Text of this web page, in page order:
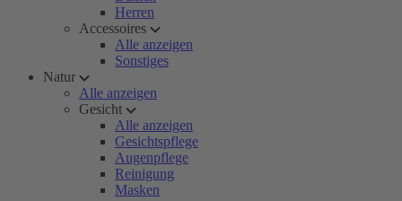
Herren
Accessoires
Alle anzeigen
Sonstiges
Natur
Alle anzeigen
Gesicht
Alle anzeigen
Gesichtspflege
Augenpflege
Reinigung
Masken